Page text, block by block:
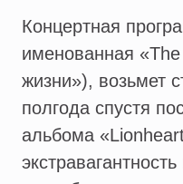
Концертная
именованная
жизни»), возьмет
полгода спустя
альбома